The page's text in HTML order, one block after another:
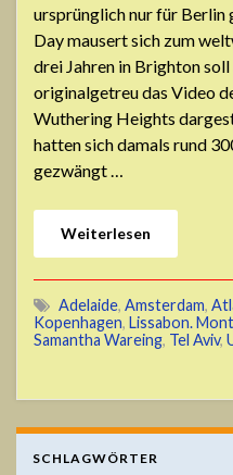
ursprünglich nur für
Day mausert sich zum
drei Jahren in Brighton
originalgetreu das Video
Wuthering Heights
hatten sich damals rund
gezwängt …
Weiterlesen
Adelaide, Amsterdam,
Kopenhagen, Lissabon.
Samantha Wareing, Tel Aviv,
SCHLAGWÖRTER